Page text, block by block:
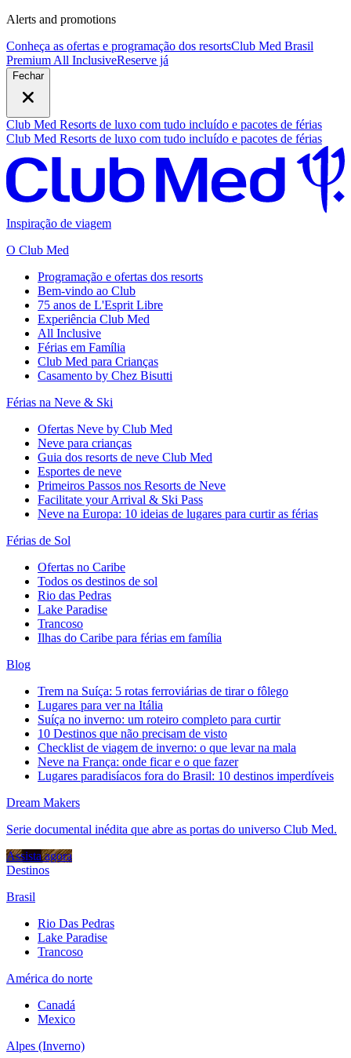
Alerts and promotions
Conheça as ofertas e programação dos resortsClub Med Brasil
Premium All InclusiveReserve já
Fechar
Club Med Resorts de luxo com tudo incluído e pacotes de férias
Club Med Resorts de luxo com tudo incluído e pacotes de férias
Inspiração de viagem
O Club Med
Programação e ofertas dos resorts
Bem-vindo ao Club
75 anos de L'Esprit Libre
Experiência Club Med
All Inclusive
Férias em Família
Club Med para Crianças
Casamento by Chez Bisutti
Férias na Neve & Ski
Ofertas Neve by Club Med
Neve para crianças
Guia dos resorts de neve Club Med
Esportes de neve
Primeiros Passos nos Resorts de Neve
Facilitate your Arrival & Ski Pass
Neve na Europa: 10 ideias de lugares para curtir as férias
Férias de Sol
Ofertas no Caribe
Todos os destinos de sol
Rio das Pedras
Lake Paradise
Trancoso
Ilhas do Caribe para férias em família
Blog
Trem na Suíça: 5 rotas ferroviárias de tirar o fôlego
Lugares para ver na Itália
Suíça no inverno: um roteiro completo para curtir
10 Destinos que não precisam de visto
Checklist de viagem de inverno: o que levar na mala
Neve na França: onde ficar e o que fazer
Lugares paradisíacos fora do Brasil: 10 destinos imperdíveis
Dream Makers
Serie documental inédita que abre as portas do universo Club Med.
Assista agora
Destinos
Brasil
Rio Das Pedras
Lake Paradise
Trancoso
América do norte
Canadá
Mexico
Alpes (Inverno)